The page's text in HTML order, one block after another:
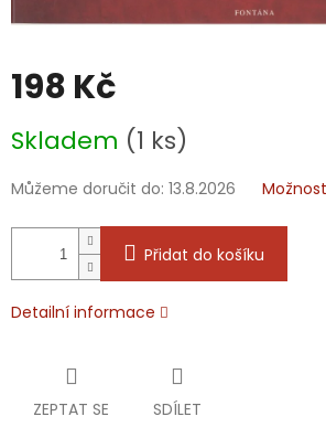
198 Kč
cena:
Skladem (1 ks)
Můžeme doručit do: 13.8.2026
Přidat do košíku
Detailní informace
ZEPTAT SE SDÍLET